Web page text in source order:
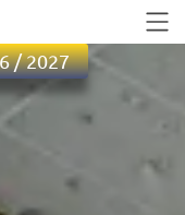
/ 2027